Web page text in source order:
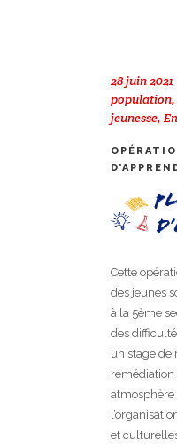
28 juin 2021
population,
jeunesse,
Cette
des jeunes
à la 5ème
des
un stage de
remédiation
et